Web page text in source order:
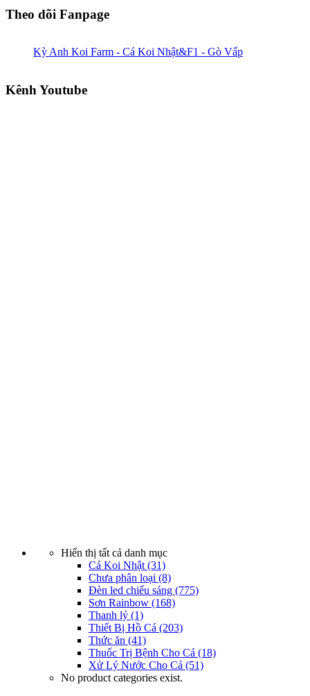
Theo dõi Fanpage
Kỳ Anh Koi Farm - Cá Koi Nhật&F1 - Gò Vấp
Kênh Youtube
Hiển thị tất cả danh mục
Cá Koi Nhật (31)
Chưa phân loại (8)
Đèn led chiếu sáng (775)
Sơn Rainbow (168)
Thanh lý (1)
Thiết Bị Hồ Cá (203)
Thức ăn (41)
Thuốc Trị Bệnh Cho Cá (18)
Xử Lý Nước Cho Cá (51)
No product categories exist.